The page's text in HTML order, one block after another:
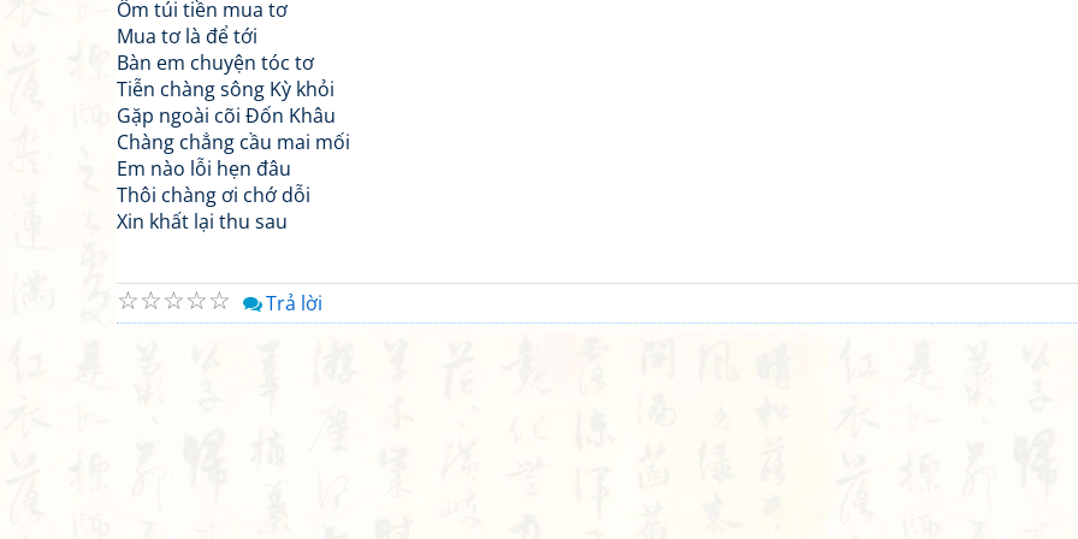
Ôm túi tiền mua tơ
Mua tơ là để tới
Bàn em chuyện tóc tơ
Tiễn chàng sông Kỳ khỏi
Gặp ngoài cõi Đốn Khâu
Chàng chẳng cầu mai mối
Em nào lỗi hẹn đâu
Thôi chàng ơi chớ dỗi
Xin khất lại thu sau
☆
☆
☆
☆
☆ Trả lời